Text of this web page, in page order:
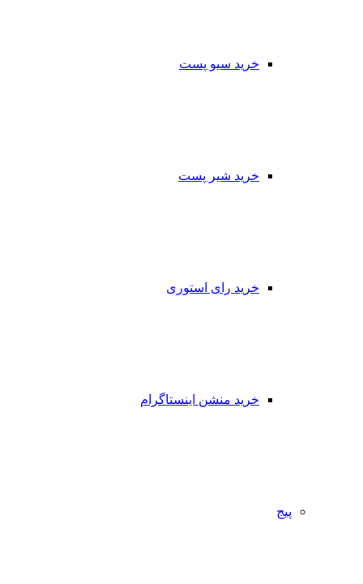
خرید سیو پست
خرید شیر پست
خرید رای استوری
خرید منشن اینستاگرام
پیج